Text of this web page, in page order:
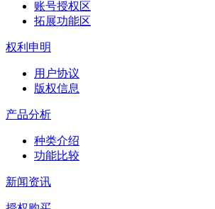
账号授权区
拓展功能区
权利申明
用户协议
版权信息
产品分析
种类介绍
功能比较
新闻资讯